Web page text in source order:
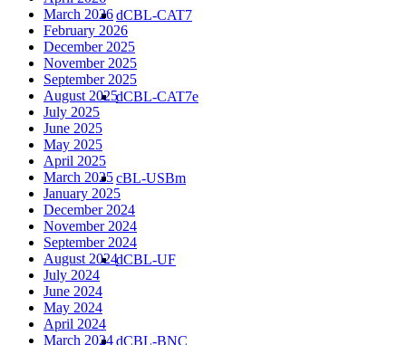
dCBL-CAT7
dCBL-CAT7e
cBL-USBm
dCBL-UF
dCBL-BNC
March 2026
February 2026
December 2025
November 2025
September 2025
August 2025
July 2025
June 2025
May 2025
April 2025
March 2025
January 2025
December 2024
November 2024
September 2024
August 2024
July 2024
June 2024
May 2024
April 2024
March 2024